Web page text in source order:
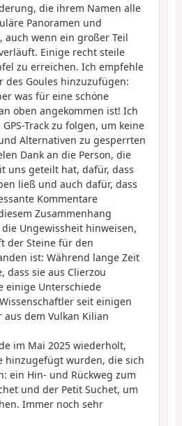
die ihrem Namen alle
Panoramen und
auch wenn ein großer Teil
Einige recht steile
zu erreichen. Ich empfehle
Goules hinzuzufügen:
was für eine schöne
oben angekommen ist! Ich
Track zu folgen, um keine
Alternativen zu gesperrten
Dank an die Person, die
uns geteilt hat, dafür, dass
ließ und auch dafür, dass
Kommentare
Zusammenhang
Ungewissheit hinweisen,
der Steine für den
ist: Während lange Zeit
dass sie aus Clierzou
einige Unterschiede
seit einigen
aus dem Vulkan Kilian
im Mai 2025 wiederholt,
hinzugefügt wurden, die sich
ein Hin- und Rückweg zum
und der Petit Suchet, um
Immer noch sehr